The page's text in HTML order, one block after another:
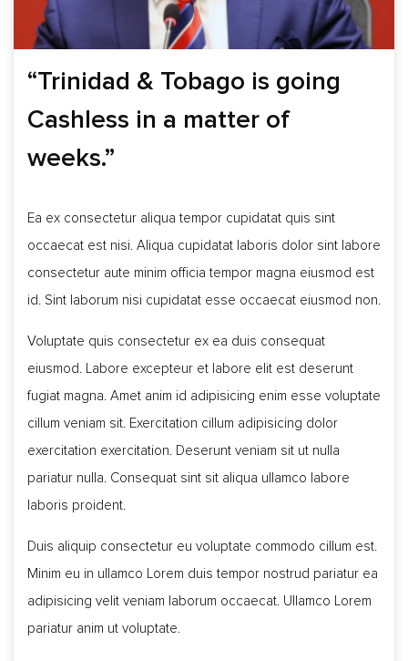
“Trinidad & Tobago is going
Cashless in a matter of
weeks.”
Ea ex consectetur aliqua tempor cupidatat quis sint
occaecat est nisi. Aliqua cupidatat laboris dolor sint labore
consectetur aute minim officia tempor magna eiusmod est
id. Sint laborum nisi cupidatat esse occaecat eiusmod non.
Voluptate quis consectetur ex ea duis consequat
eiusmod. Labore excepteur et labore elit est deserunt
fugiat magna. Amet anim id adipisicing enim esse voluptate
cillum veniam sit. Exercitation cillum adipisicing dolor
exercitation exercitation. Deserunt veniam sit ut nulla
pariatur nulla. Consequat sint sit aliqua ullamco labore
laboris proident.
Duis aliquip consectetur eu voluptate commodo cillum est.
Minim eu in ullamco Lorem duis tempor nostrud pariatur ea
adipisicing velit veniam laborum occaecat. Ullamco Lorem
pariatur anim ut voluptate.